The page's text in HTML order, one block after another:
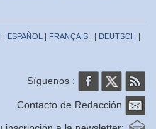
| ESPAÑOL | FRANÇAIS | | DEUTSCH |
Síguenos :
Contacto de Redacción